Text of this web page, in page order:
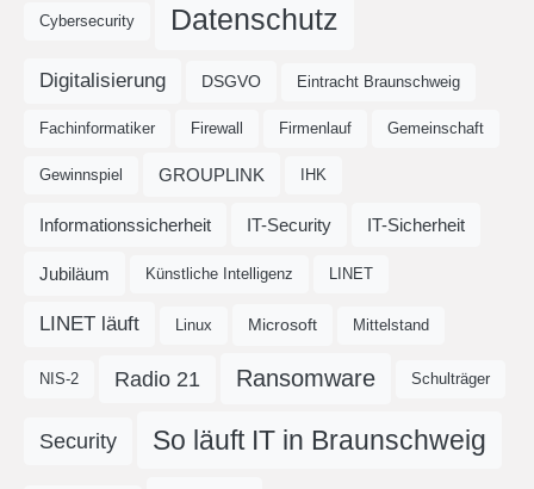
Cybersecurity Datenschutz
Digitalisierung DSGVO Eintracht Braunschweig
Fachinformatiker Firewall Firmenlauf Gemeinschaft
Gewinnspiel GROUPLINK IHK
Informationssicherheit IT-Security IT-Sicherheit
Jubiläum Künstliche Intelligenz LINET
LINET läuft Linux Microsoft Mittelstand
NIS-2 Radio 21 Ransomware Schulträger
Security So läuft IT in Braunschweig